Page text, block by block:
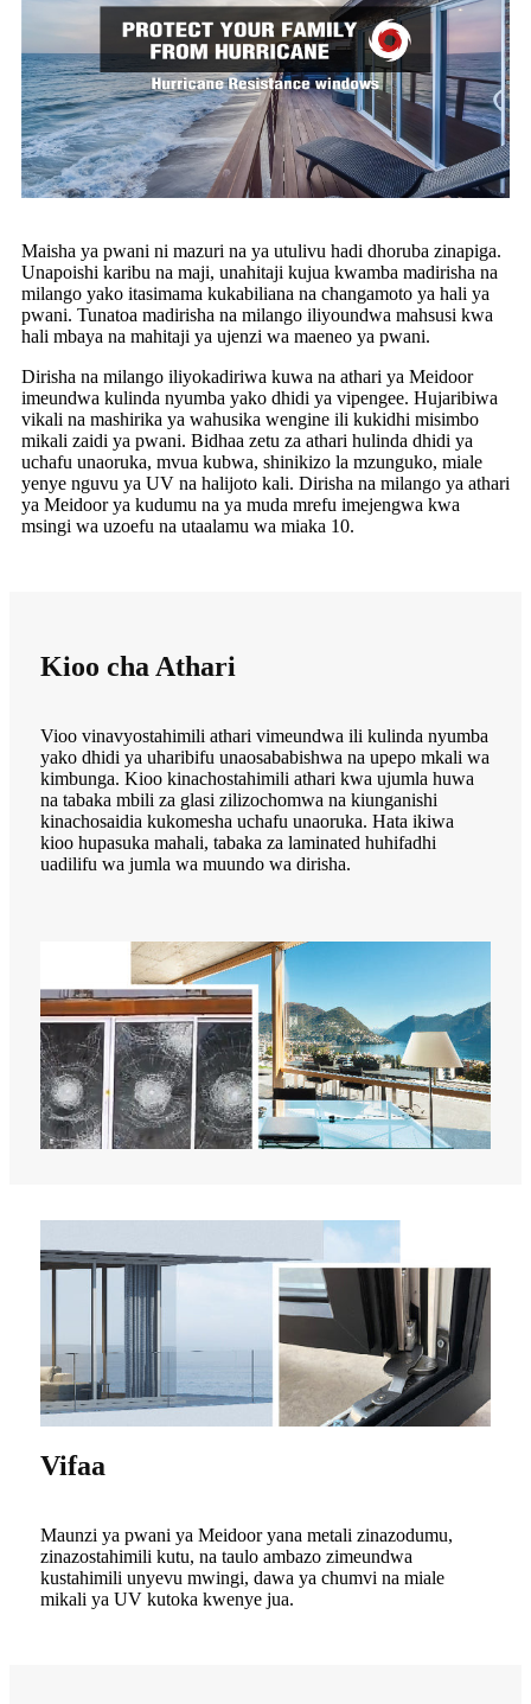
Maisha ya pwani ni mazuri na ya utulivu hadi dhoruba zinapiga.
Unapoishi karibu na maji, unahitaji kujua kwamba madirisha na
milango yako itasimama kukabiliana na changamoto ya hali ya
pwani. Tunatoa madirisha na milango iliyoundwa mahsusi kwa
hali mbaya na mahitaji ya ujenzi wa maeneo ya pwani.
Dirisha na milango iliyokadiriwa kuwa na athari ya Meidoor
imeundwa kulinda nyumba yako dhidi ya vipengee. Hujaribiwa
vikali na mashirika ya wahusika wengine ili kukidhi misimbo
mikali zaidi ya pwani. Bidhaa zetu za athari hulinda dhidi ya
uchafu unaoruka, mvua kubwa, shinikizo la mzunguko, miale
yenye nguvu ya UV na halijoto kali. Dirisha na milango ya athari
ya Meidoor ya kudumu na ya muda mrefu imejengwa kwa
msingi wa uzoefu na utaalamu wa miaka 10.
Kioo cha Athari
Vioo vinavyostahimili athari vimeundwa ili kulinda nyumba
yako dhidi ya uharibifu unaosababishwa na upepo mkali wa
kimbunga. Kioo kinachostahimili athari kwa ujumla huwa
na tabaka mbili za glasi zilizochomwa na kiunganishi
kinachosaidia kukomesha uchafu unaoruka. Hata ikiwa
kioo hupasuka mahali, tabaka za laminated huhifadhi
uadilifu wa jumla wa muundo wa dirisha.
Vifaa
Maunzi ya pwani ya Meidoor yana metali zinazodumu,
zinazostahimili kutu, na taulo ambazo zimeundwa
kustahimili unyevu mwingi, dawa ya chumvi na miale
mikali ya UV kutoka kwenye jua.